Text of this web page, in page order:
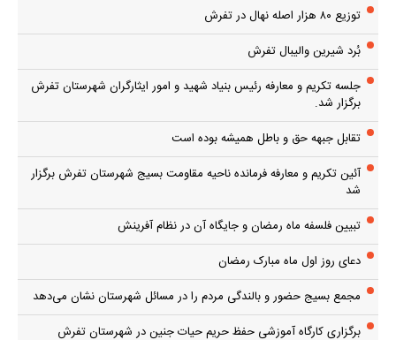
توزیع ۸۰ هزار اصله نهال در تفرش
بُرد شیرین والیبال تفرش
جلسه تکریم و معارفه رئیس بنیاد شهید و امور ایثارگران شهرستان تفرش
برگزار شد.
تقابل جبهه حق و باطل همیشه بوده است
آئین تکریم و معارفه فرمانده ناحیه مقاومت بسیج شهرستان تفرش برگزار
شد
تبیین فلسفه ماه رمضان و جایگاه آن در نظام آفرینش
دعای روز اول ماه مبارک رمضان
مجمع بسیج حضور و بالندگی مردم را در مسائل شهرستان نشان می‌دهد
برگزاری کارگاه آموزشی حفظ حریم حیات جنین در شهرستان تفرش